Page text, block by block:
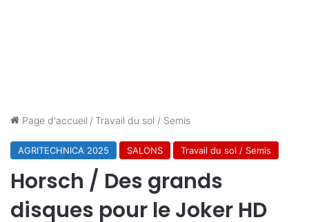
Page d'accueil /Travail du sol / Semis
AGRITECHNICA 2025 SALONS Travail du sol / Semis
Horsch / Des grands
disques pour le Joker HD